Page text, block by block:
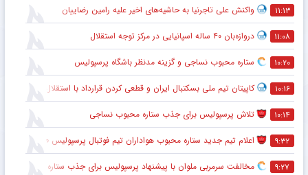
۱۱:۱۳ واکنش علی تاجرنیا به حاشیه‌های اخیر علیه رامین رضاییان
۱۱:۰۸ دروازه‌بان ۴۰ ساله اسپانیایی در مرکز توجه استقلال
۱۰:۲۰ ستاره محبوب نساجی و گزینه مدنظر باشگاه پرسپولیس
۱۰:۱۶ کاپیتان تیم ملی بسکتبال ایران و قطعی کردن قرارداد با استقلال
۱۰:۱۴ تلاش پرسپولیس برای جذب ستاره محبوب نساجی
۹:۳۲ اعلام تیم جدید ستاره محبوب هواداران تیم فوتبال پرسپولیس طی ۴۸ ساعت آینده
۹:۲۷ مخالفت سرمربی ملوان با پیشنهاد پرسپولیس برای جذب ستاره محبوبش